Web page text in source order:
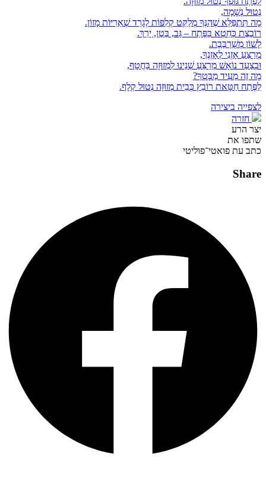
נְטוּל נְשָׁמָה,
מָה תִּתְפַּלֵּא שֶׁהִנְּךָ מְלַקֵּט קְלִפּוֹת לְגָרֵד שְׁאֵרִיּוֹת מָזוֹן.
רוֹבֶצֶת כְּחֵטְא בַּפֶּתַח – גַּב, בֶּטֶן, יָרֵךְ.
לָשׁוֹן מְשֻׁרְבֶּבֶת.
מְרַצֵּעַ אָזְנִי לְאָזְנְךָ,
וּבְצַעַד נוֹאָשׁ מְרַצֵּעַ שְׁנֵינוּ לִמְזוּזָה בַּחֲטָף,
מָה זֶה מֵעִיד מַבָּטְךָ?
לַפֶּתַח חַטָּאת רוֹבֵץ כְּבֵית מְזוּזָה נְטוּל קְלָף.
לצפייה ביצירה
חזרה
יצר הרע
שתפו את
כתב עת פואטי־פוליטי
Share